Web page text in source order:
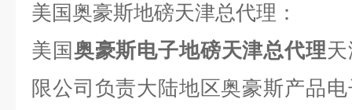
美国奥豪斯地磅天津总代理：
美国奥豪斯电子地磅天津总代理
限公司负责大陆地区奥豪斯产品